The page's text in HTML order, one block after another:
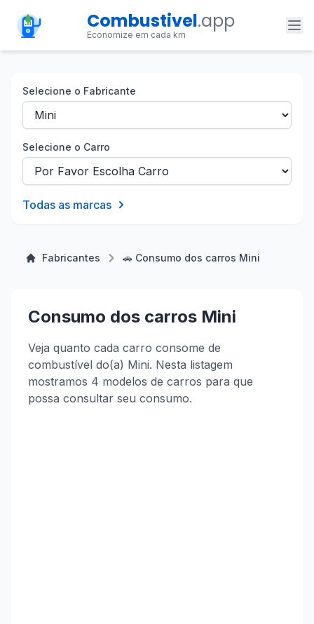
Combustivel.app
Economize em cada km
Selecione o Fabricante
Selecione o Carro
Todas as marcas
Fabricantes 🚗 Consumo dos carros Mini
Consumo dos carros Mini
Veja quanto cada carro consome de
combustível do(a) Mini. Nesta listagem
mostramos 4 modelos de carros para que
possa consultar seu consumo.